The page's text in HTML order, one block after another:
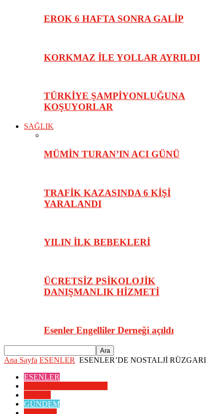
EROK 6 HAFTA SONRA GALİP
KORKMAZ İLE YOLLAR AYRILDI
TÜRKİYE ŞAMPİYONLUĞUNA
KOŞUYORLAR
SAĞLIK
MÜMİN TURAN’IN ACI GÜNÜ
TRAFİK KAZASINDA 6 KİŞİ
YARALANDI
YILIN İLK BEBEKLERİ
ÜCRETSİZ PSİKOLOJİK
DANIŞMANLIK HİZMETİ
Esenler Engelliler Derneği açıldı
Ana Sayfa ESENLER ESENLER’DE NOSTALJİ RÜZGARI
ESENLER
GÜNDEM